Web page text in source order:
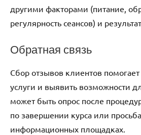
другими факторами (питание,
регулярность сеансов) и
Обратная связь
Сбор отзывов клиентов помогает
услуги и выявить возможности
может быть опрос после
по завершении курса или
информационных площадках.